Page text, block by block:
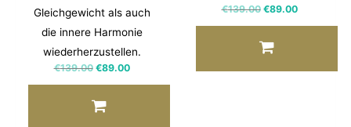
Gleichgewicht als auch
die innere Harmonie
wiederherzustellen.
€139.00 €89.00
€139.00 €89.00